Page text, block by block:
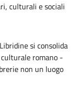
culturali e sociali
si consolida
romano -
non un luogo